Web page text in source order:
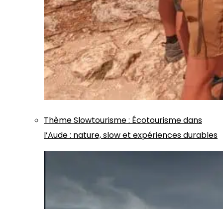
ThèmeSlowtourisme: Écotourisme dans
l’Aude : nature, slow et expériences durables